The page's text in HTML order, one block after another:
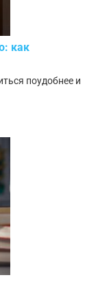
как
поудобнее и